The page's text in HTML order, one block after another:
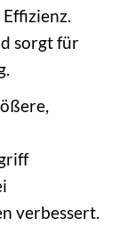
sorgt für
verbessert.